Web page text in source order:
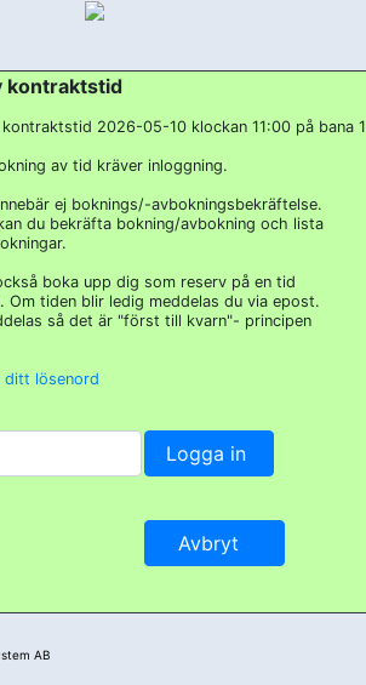
kontraktstid
2026-05-10 klockan 11:00 på bana 1
av tid kräver inloggning.
ej boknings/-avbokningsbekräftelse.
du bekräfta bokning/avbokning och lista
boka upp dig som reserv på en tid
Om tiden blir ledig meddelas du via epost.
så det är "först till kvarn"- principen
ditt lösenord
AB